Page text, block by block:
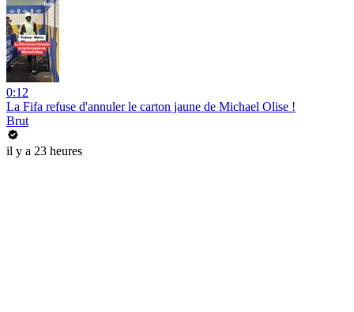
0:12
La Fifa refuse d'annuler le carton jaune de Michael Olise !
Brut
il y a 23 heures